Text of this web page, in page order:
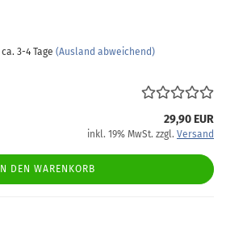
ca. 3-4 Tage (Ausland abweichend)
29,90 EUR
inkl. 19% MwSt. zzgl. Versand
IN DEN WARENKORB